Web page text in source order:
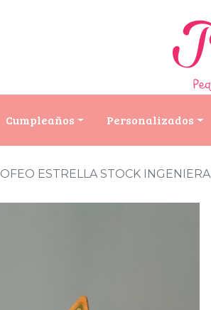
Cumpleaños Personalizados
ESTRELLA STOCK INGENIERA